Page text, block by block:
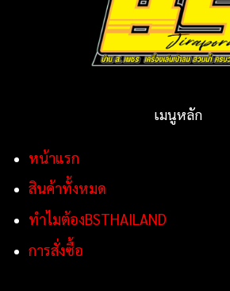
เมนูหลัก
หน้าแรก
สินค้าทั้งหมด
ทำไมต้องBSTHAILAND
การสั่งซื้อ